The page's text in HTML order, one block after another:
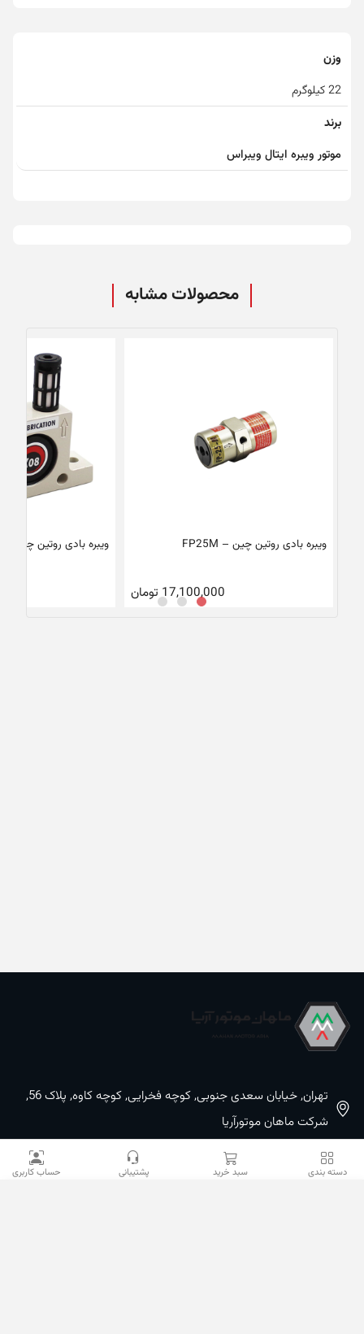
دسته بندی سبد خرید پشتیبانی حساب کاربری
وزن
22 کیلوگرم
برند
موتور ویبره ایتال ویبراس
محصولات مشابه
ویبره بادی روتین چین – FP25M
17,100,000 تومان
ویبره بادی روتین چین – K-08
تهران, خیابان سعدی جنوبی, کوچه فخرایی, کوچه کاوه, پلاک 56,
شرکت ماهان موتورآریا
09100533887 / 02133933400